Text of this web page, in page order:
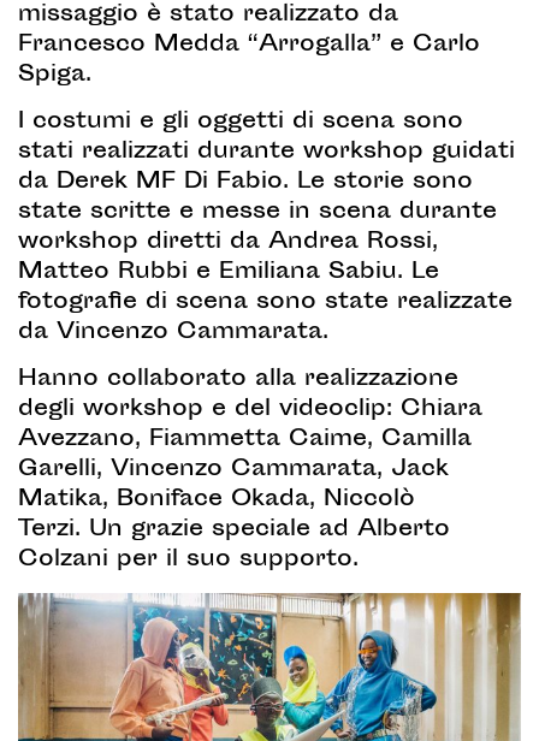
missaggio è stato realizzato da
Francesco Medda “Arrogalla” e Carlo
Spiga.
I costumi e gli oggetti di scena sono
stati realizzati durante workshop guidati
da Derek MF Di Fabio. Le storie sono
state scritte e messe in scena durante
workshop diretti da Andrea Rossi,
Matteo Rubbi e Emiliana Sabiu. Le
fotografie di scena sono state realizzate
da Vincenzo Cammarata.
Hanno collaborato alla realizzazione
degli workshop e del videoclip: Chiara
Avezzano, Fiammetta Caime, Camilla
Garelli, Vincenzo Cammarata, Jack
Matika, Boniface Okada, Niccolò
Terzi. Un grazie speciale ad Alberto
Colzani per il suo supporto.